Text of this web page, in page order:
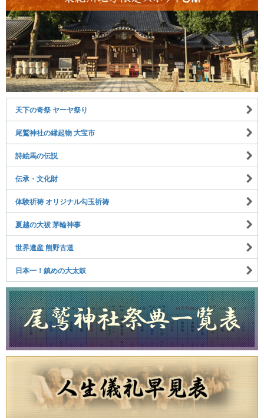
天下の奇祭 ヤーヤ祭り
尾鷲神社の縁起物 大宝市
詩絵馬の伝説
伝承・文化財
体験祈祷 オリジナル勾玉祈祷
夏越の大祓 茅輪神事
世界遺産 熊野古道
日本一！鎮めの大太鼓